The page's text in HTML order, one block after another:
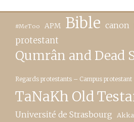
#MeToo APM Bible canon
protestant
Qumrân and Dead
Regards protestants – Campus protestant
TaNaKh Old
Université de Strasbourg